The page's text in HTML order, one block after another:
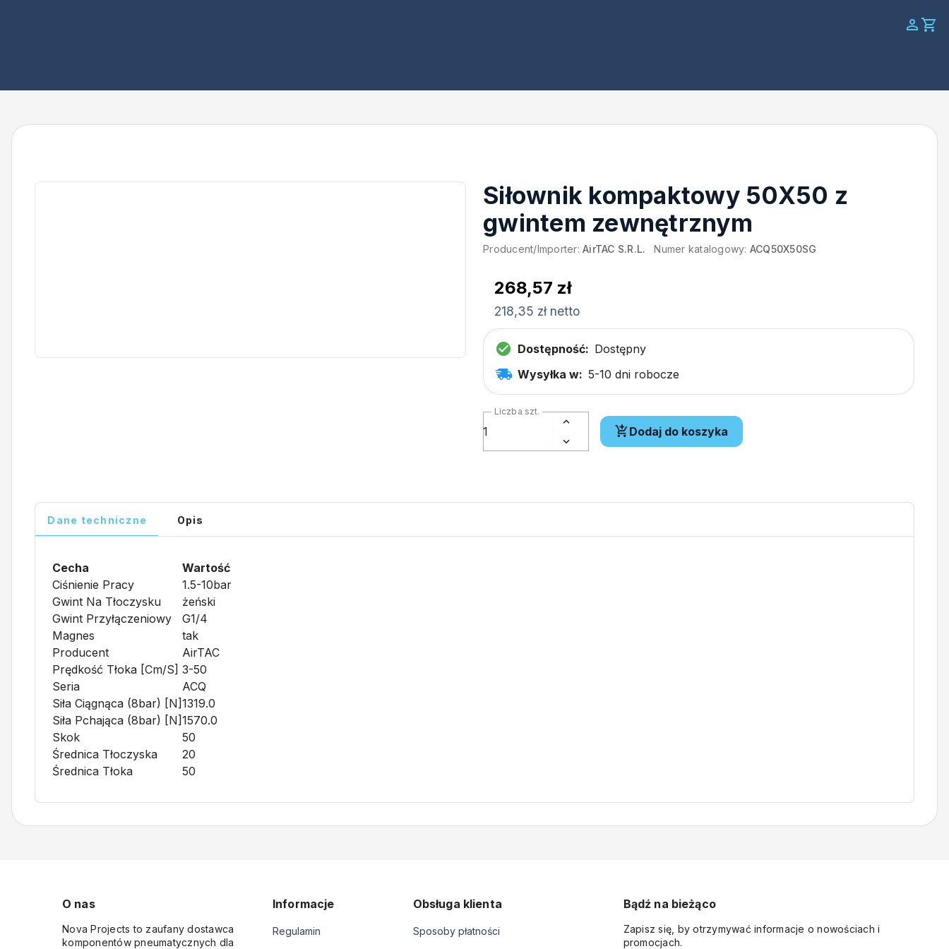
Siłownik kompaktowy 50X50 z
gwintem zewnętrznym
Producent/Importer: AirTAC S.R.L. Numer katalogowy: ACQ50X50SG
268,57 zł
218,35 zł netto
Dostępność: Dostępny
Wysyłka w: 5-10 dni robocze
Liczba szt.
Dodaj do koszyka
Dane techniczne Opis
Cecha
Wartość
Ciśnienie Pracy
1.5-10bar
Gwint Na Tłoczysku
żeński
Gwint Przyłączeniowy
G1/4
Magnes
tak
Producent
AirTAC
Prędkość Tłoka [cm/s] 3-50
Seria
ACQ
Siła Ciągnąca (8bar) [N]1319.0
Siła Pchająca (8bar) [N]1570.0
Skok
50
Średnica Tłoczyska
20
Średnica Tłoka
50
O nas
Nova Projects to zaufany dostawca
komponentów pneumatycznych dla
Informacje
Regulamin
Obsługa klienta
Sposoby płatności
Bądź na bieżąco
Zapisz się, by otrzymywać informacje o nowościach i
promocjach.